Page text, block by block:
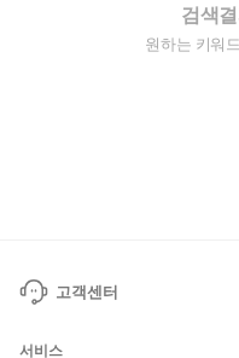
검색
원하는 키워
고객센터
서비스